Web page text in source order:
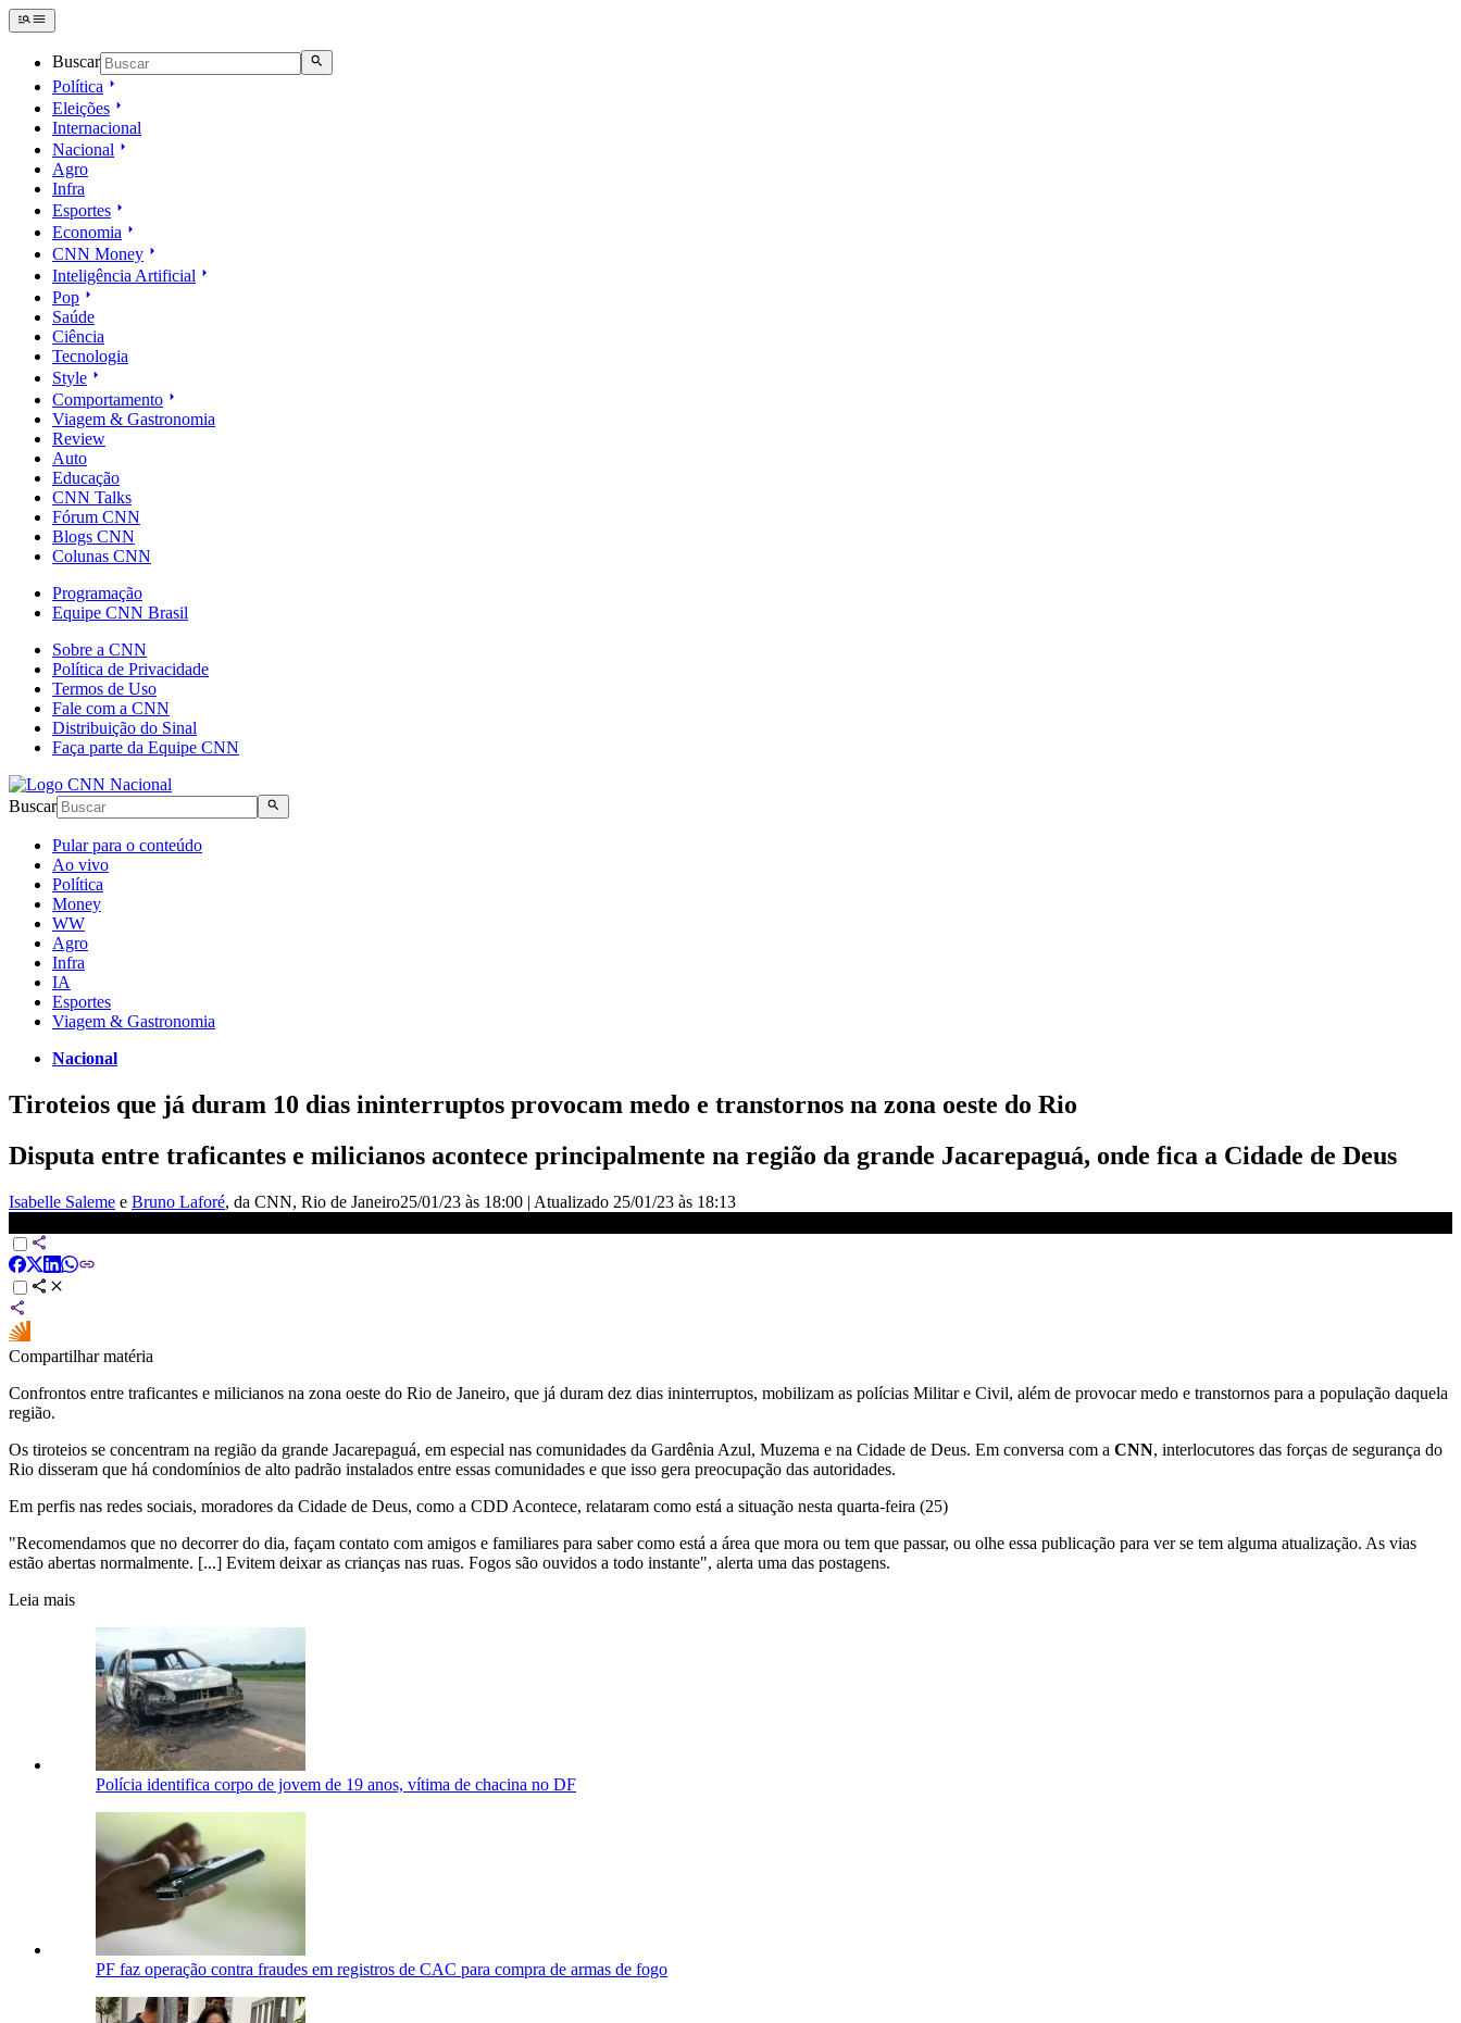
Buscar
Política
Eleições
Internacional
Nacional
Agro
Infra
Esportes
Economia
CNN Money
Inteligência Artificial
Pop
Saúde
Ciência
Tecnologia
Style
Comportamento
Viagem & Gastronomia
Review
Auto
Educação
CNN Talks
Fórum CNN
Blogs CNN
Colunas CNN
Programação
Equipe CNN Brasil
Sobre a CNN
Política de Privacidade
Termos de Uso
Fale com a CNN
Distribuição do Sinal
Faça parte da Equipe CNN
Buscar
Pular para o conteúdo
Ao vivo
Política
Money
WW
Agro
Infra
IA
Esportes
Viagem & Gastronomia
Nacional
Tiroteios que já duram 10 dias ininterruptos provocam medo e transtornos na zona oeste do Rio
Disputa entre traficantes e milicianos acontece principalmente na região da grande Jacarepaguá, onde fica a Cidade de Deus
Isabelle Saleme e Bruno Laforé, da CNN, Rio de Janeiro25/01/23 às 18:00 | Atualizado 25/01/23 às 18:13
Compartilhar matéria
Confrontos entre traficantes e milicianos na zona oeste do Rio de Janeiro, que já duram dez dias ininterruptos, mobilizam as polícias Militar e Civil, além de provocar medo e transtornos para a população daquela
região.
Os tiroteios se concentram na região da grande Jacarepaguá, em especial nas comunidades da Gardênia Azul, Muzema e na Cidade de Deus. Em conversa com a CNN, interlocutores das forças de segurança do
Rio disseram que há condomínios de alto padrão instalados entre essas comunidades e que isso gera preocupação das autoridades.
Em perfis nas redes sociais, moradores da Cidade de Deus, como a CDD Acontece, relataram como está a situação nesta quarta-feira (25)
"Recomendamos que no decorrer do dia, façam contato com amigos e familiares para saber como está a área que mora ou tem que passar, ou olhe essa publicação para ver se tem alguma atualização. As vias
estão abertas normalmente. [...] Evitem deixar as crianças nas ruas. Fogos são ouvidos a todo instante", alerta uma das postagens.
Leia mais
Polícia identifica corpo de jovem de 19 anos, vítima de chacina no DF
PF faz operação contra fraudes em registros de CAC para compra de armas de fogo